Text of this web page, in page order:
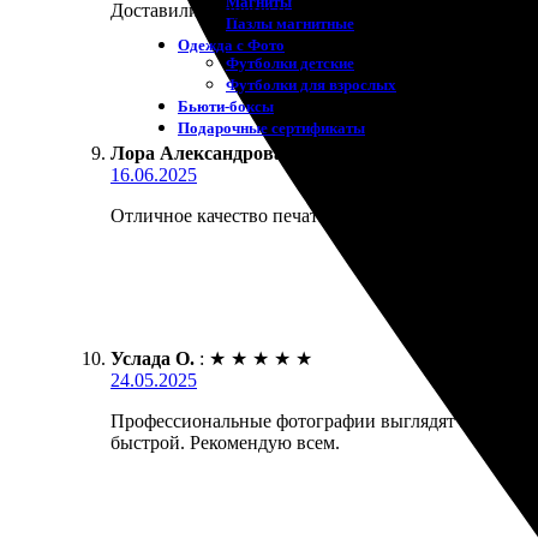
Пазлы магнитные
Одежда с Фото
Футболки детские
Футболки для взрослых
Бьюти-боксы
Подарочные сертификаты
Доставили вовремя и аккуратно упаковано.
Лора Александрова
16.06.2025
Отличное качество печати! Быстрое оформление
Услада О. : ★ ★ ★ ★ ★
24.05.2025
Профессиональные фотографии выглядят
быстрой. Рекомендую всем.